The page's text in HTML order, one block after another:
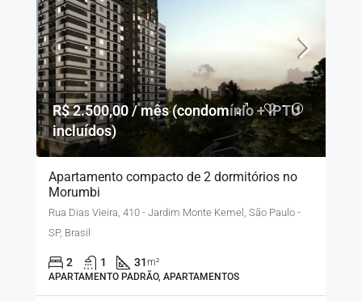
R$ 2.500,00 / mês (condomínio + IPTU
incluídos)
Apartamento compacto de 2 dormitórios no
Morumbi
Rua Dias Vieira, 410 - Jardim Monte Kemel, São Paulo -
SP, Brasil
2 1 31m²
APARTAMENTO PADRÃO, APARTAMENTOS